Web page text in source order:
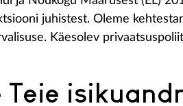
juhistest. Oleme
Käesolev